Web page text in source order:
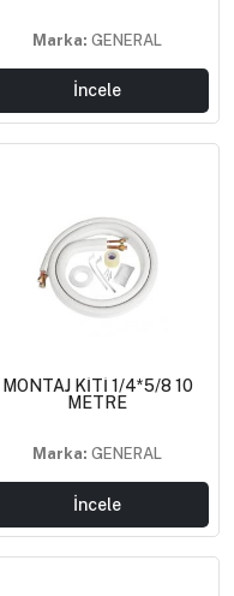
Marka: GENERAL
İncele
MONTAJ KİTİ 1/4*5/8 10
METRE
Marka: GENERAL
İncele